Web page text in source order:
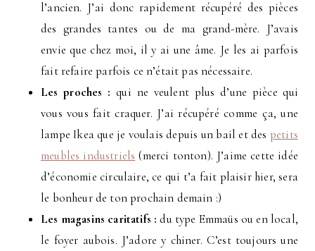
l’ancien. J’ai donc rapidement récupéré des pièces
des grandes tantes ou de ma grand-mère. J’avais
envie que chez moi, il y ai une âme. Je les ai parfois
fait refaire parfois ce n’était pas nécessaire.
Les proches : qui ne veulent plus d’une pièce qui
vous vous fait craquer. J’ai récupéré comme ça, une
lampe Ikea que je voulais depuis un bail et des petits
meubles industriels (merci tonton). J’aime cette idée
d’économie circulaire, ce qui t’a fait plaisir hier, sera
le bonheur de ton prochain demain :)
Les magasins caritatifs : du type Emmaüs ou en local,
le foyer aubois. J’adore y chiner. C’est toujours une